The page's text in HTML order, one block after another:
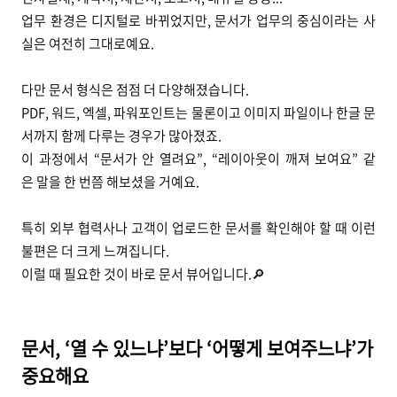
업무 환경은 디지털로 바뀌었지만, 문서가 업무의 중심이라는 사
실은 여전히 그대로예요.
다만 문서 형식은 점점 더 다양해졌습니다.
PDF, 워드, 엑셀, 파워포인트는 물론이고 이미지 파일이나 한글 문
서까지 함께 다루는 경우가 많아졌죠.
이 과정에서 “문서가 안 열려요”, “레이아웃이 깨져 보여요” 같
은 말을 한 번쯤 해보셨을 거예요.
특히 외부 협력사나 고객이 업로드한 문서를 확인해야 할 때 이런
불편은 더 크게 느껴집니다.
이럴 때 필요한 것이 바로 문서 뷰어입니다.🔎
문서, ‘열 수 있느냐’보다 ‘어떻게 보여주느냐’가
중요해요